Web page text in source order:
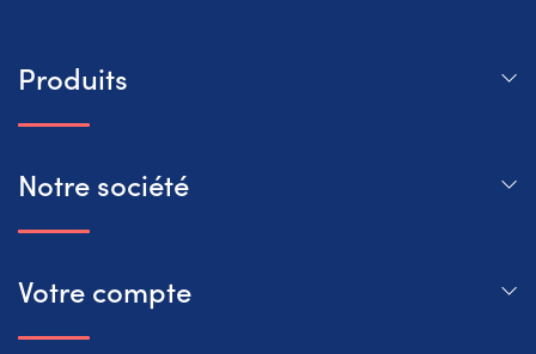
Produits
Notre société
Votre compte